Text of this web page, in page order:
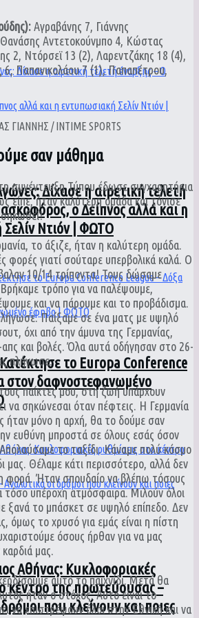
Δίχασε η αιρετική τελετή
ο Δείπνος αλλά και η
Ντιόν | ΦΩΤΟ
το Europa Conference
στον δαφνοστεφανωμένο
Αθήνας: Κυκλοφοριακές
κέντρο της πρωτεύουσας –
που κλείνουν και ποιες
Αγραβάνης 7, Γιάννης
Αντετοκούνμπο 4, Κώστας
2, Ντόρσεϊ 13 (2), Λαρεντζάκης 18 (4),
6, Παπανικολάου 7 (1), Παπαπέτρου,
ΓΙΑΝΝΗΣ / INTIME SPORTS
σαν μάθημα
συνέντευξη Τύπου έδωσε συγχαρητήρια
είπε, ήταν καλύτερη ομάδα και τόνισε
σηκωθεί!
το άξιζε, ήταν η καλύτερη ομάδα.
φορές γιατί σούταρε υπερβολικά καλά. Ο
10/14 τρίποντα! Τους δώσαμε
τρόπο για να παλέψουμε,
και να πάρουμε και το προβάδισμα.
Παίξαμε σε ένα ματς με υψηλό
όχι από την άμυνα της Γερμανίας,
απς και βολές. Όλα αυτά οδήγησαν στο 26-
πλήγωσε.
παίκτες μου, στη ζωή υπάρχουν
να σηκώνεσαι όταν πέφτεις. Η Γερμανία
ήταν μόνο η αρχή, θα το δούμε σαν
ευθύνη μπροστά σε όλους εσάς όσον
το ταξίδι. Κάναμε πολύ κόσμο
μας. Θέλαμε κάτι περισσότερο, αλλά δεν
φορά. Ήταν σπουδαίο να βλέπω τόσους
τόσο υπέροχη ατμόσφαιρα. Μιλούν όλοι
ξανά το μπάσκετ σε υψηλό επίπεδο. Δεν
όμως το χρυσό για εμάς είναι η πίστη
όσους ήρθαν για να μας
μας.
αυτό το παιχνίδι. Μετά θα
ήταν ο στόχος. Αυτό είναι το
να επιστρέψουν όλοι στην Εθνική και να